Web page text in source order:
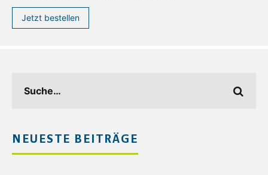
Jetzt bestellen
NEUESTE BEITRÄGE